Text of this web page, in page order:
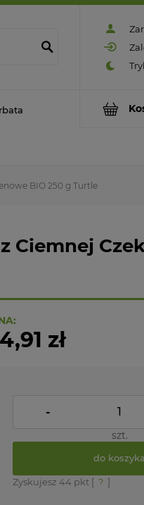
BIO 250 g Turtle
Ciemnej
zł
-
szt.
do koszyka
Zyskujesz 44 pkt [ ? ]